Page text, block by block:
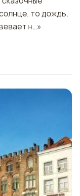
то дождь.
н…»